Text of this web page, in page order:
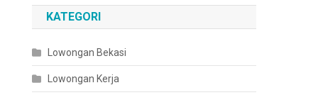
KATEGORI
Lowongan Bekasi
Lowongan Kerja